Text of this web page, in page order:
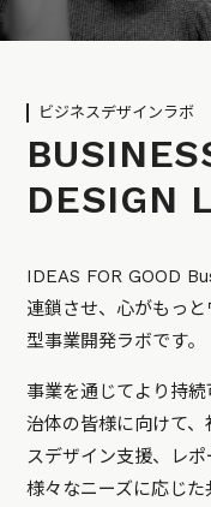
ビジネスデザインラボ
DESIGN
IDEAS FOR GOOD
連鎖させ、心がもっ
型事業開発ラボです。
事業を通じてより持
治体の皆様に向けて
スデザイン支援、レポ
様々なニーズに応じ